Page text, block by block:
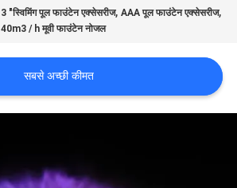
3 "स्विमिंग पूल फाउंटेन एक्सेसरीज,AAA पूल फाउंटेन एक्सेसरीज,
40m3 / h मूवी फाउंटेन नोजल
सबसे अच्छी कीमत